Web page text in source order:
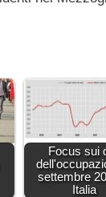
Focus sui
settembre
Italia